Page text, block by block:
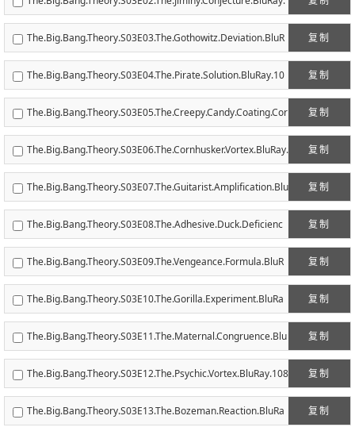
1080p.AC3.x264-CHD.mkv
复制
The.Big.Bang.Theory.S03E03.The.Gothowitz.Deviation.BluR
ay.1080p.AC3.x264-CHD.mkv
复制
The.Big.Bang.Theory.S03E04.The.Pirate.Solution.BluRay.10
80p.AC3.x264-CHD.mkv
复制
The.Big.Bang.Theory.S03E05.The.Creepy.Candy.Coating.Cor
ollary.BluRay.1080p.AC3.x264-CHD.mkv
复制
The.Big.Bang.Theory.S03E06.The.Cornhusker.Vortex.BluRay.
1080p.AC3.x264-CHD.mkv
复制
The.Big.Bang.Theory.S03E07.The.Guitarist.Amplification.Blu
Ray.1080p.AC3.x264-CHD.mkv
复制
The.Big.Bang.Theory.S03E08.The.Adhesive.Duck.Deficienc
y.BluRay.1080p.AC3.x264-CHD.mkv
复制
The.Big.Bang.Theory.S03E09.The.Vengeance.Formula.BluR
ay.1080p.AC3.x264-CHD.mkv
复制
The.Big.Bang.Theory.S03E10.The.Gorilla.Experiment.BluRa
y.1080p.AC3.x264-CHD.mkv
复制
The.Big.Bang.Theory.S03E11.The.Maternal.Congruence.Blu
Ray.1080p.AC3.x264-CHD.mkv
复制
The.Big.Bang.Theory.S03E12.The.Psychic.Vortex.BluRay.108
0p.AC3.x264-CHD.mkv
复制
The.Big.Bang.Theory.S03E13.The.Bozeman.Reaction.BluRa